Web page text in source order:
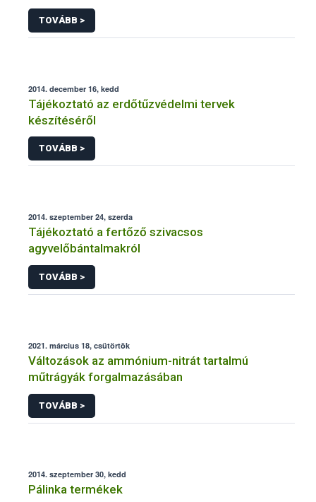
üzemeltetett élelmiszerlánc-felügyeleti
információs rendszerhez (FELIR) kapcsolódó
adatkezeléséhez
TOVÁBB >
2014. december 16, kedd
Tájékoztató az erdőtűzvédelmi tervek
készítéséről
TOVÁBB >
2014. szeptember 24, szerda
Tájékoztató a fertőző szivacsos
agyvelőbántalmakról
TOVÁBB >
2021. március 18, csütörtök
Változások az ammónium-nitrát tartalmú
műtrágyák forgalmazásában
TOVÁBB >
2014. szeptember 30, kedd
Pálinka termékek